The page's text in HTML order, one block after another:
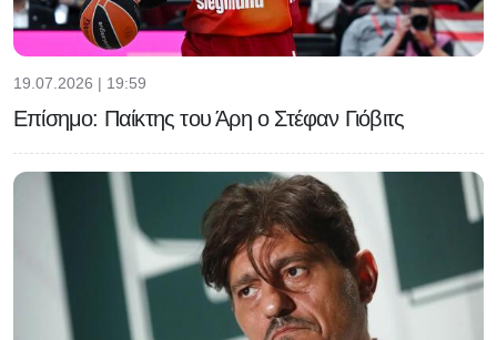
19.07.2026 | 19:59
Επίσημο: Παίκτης του Άρη ο Στέφαν Γιόβιτς